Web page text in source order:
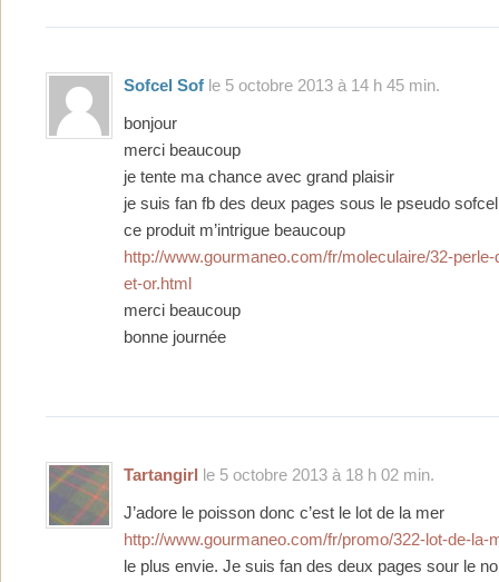
Sofcel Sof le 5 octobre 2013 à 14 h 45 min.
bonjour
merci beaucoup
je tente ma chance avec grand plaisir
je suis fan fb des deux pages sous le pseudo
ce produit m’intrigue beaucoup
http://www.gourmaneo.com/fr/moleculaire/32-
et-or.html
merci beaucoup
bonne journée
Tartangirl le 5 octobre 2013 à 18 h 02 min.
J’adore le poisson donc c’est le lot de la mer
http://www.gourmaneo.com/fr/promo/322-lot-de-la-
le plus envie. Je suis fan des deux pages sour le